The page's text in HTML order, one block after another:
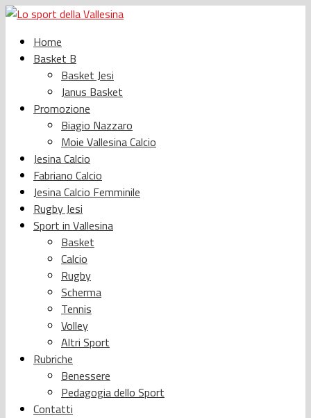
Home
Basket B
Basket Jesi
Janus Basket
Promozione
Biagio Nazzaro
Moie Vallesina Calcio
Jesina Calcio
Fabriano Calcio
Jesina Calcio Femminile
Rugby Jesi
Sport in Vallesina
Basket
Calcio
Rugby
Scherma
Tennis
Volley
Altri Sport
Rubriche
Benessere
Pedagogia dello Sport
Contatti